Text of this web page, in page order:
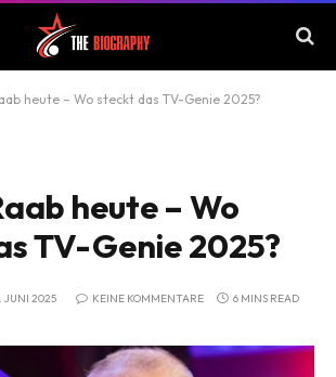
heute – Wo steckt das TV-Genie 2025?
heute – Wo
TV-Genie 2025?
JUNI 2025 KEINE KOMMENTARE 6 MINS READ